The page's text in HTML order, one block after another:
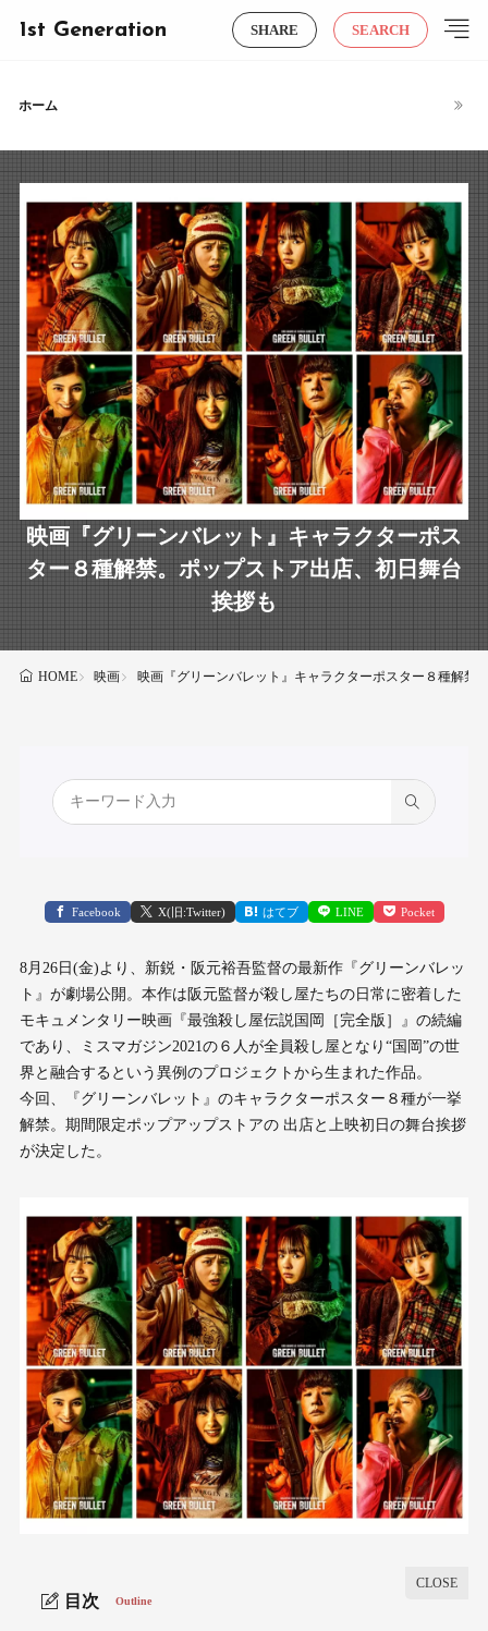
1st Generation SHARE SEARCH
ホーム
映画『グリーンバレット』キャラクターポス
ター８種解禁。ポップストア出店、初日舞台
挨拶も
HOME 映画 映画『グリーンバレット』キャラクターポスター８種解禁
Facebook X(旧:Twitter) はてブ LINE Pocket
8月26日(金)より、新鋭・阪元裕吾監督の最新作『グリーンバレッ
ト』が劇場公開。本作は阪元監督が殺し屋たちの日常に密着した
モキュメンタリー映画『最強殺し屋伝説国岡［完全版］』の続編
であり、ミスマガジン2021の６人が全員殺し屋となり“国岡”の世
界と融合するという異例のプロジェクトから生まれた作品。
今回、『グリーンバレット』のキャラクターポスター８種が一挙
解禁。期間限定ポップアップストアの 出店と上映初日の舞台挨拶
が決定した。
目次 Outline